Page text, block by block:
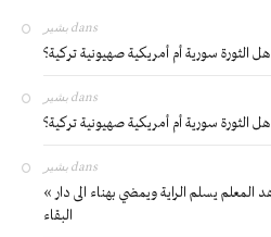
بشير dans
هل الثورة سورية أم أمريكية صهيونية تركية؟
بشير dans
هل الثورة سورية أم أمريكية صهيونية تركية؟
بشير dans
« هنية » القائد المجاهد المعلم يسلم الراية ويمضي بهناء الى دار
البقاء